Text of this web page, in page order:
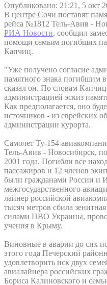
Опубликовано: 21:21, 5 окт
В центре Сочи поставят
рейса №1812 Тель-Авив -
РИА Новости, сообщил
помощи семьям погибших
Капчиц.
"Уже получено согласие
памятного знака погибшим
сказал он. По словам
администрацией эскиз
Как предполагается, оно
источников - из еврейских
администрации курорта.
Самолет Ту-154
Тель-Авив - Новосибирск,
2001 года. Погибли все
пассажиров и 12 членов
были гражданами России и
межгосударственного
лайнер российской
тысяч метров сбила
силами ПВО Украины,
учения в Крыму.
Виновные в аварии до сих
этого года Печерский
удовлетворить иск двух
авиалайнера российских
Бориса Калиновского и